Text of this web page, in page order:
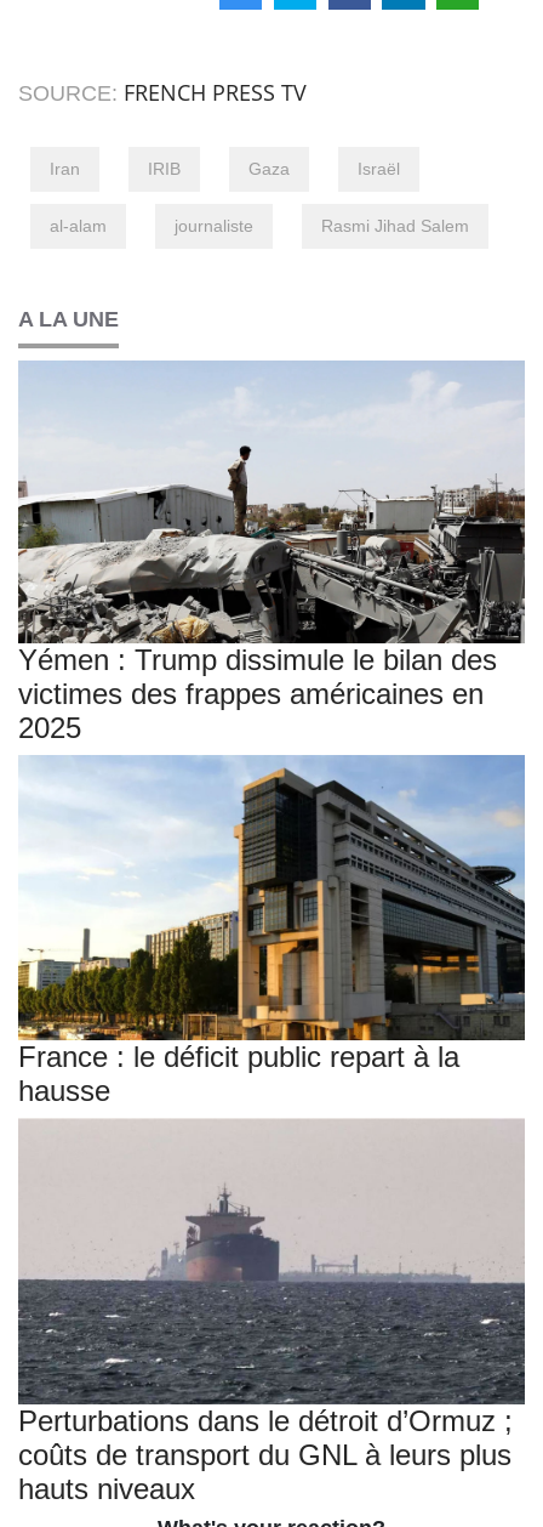
SOURCE: FRENCH PRESS TV
Iran IRIB Gaza Israël
al-alam journaliste Rasmi Jihad Salem
A LA UNE
Yémen : Trump dissimule le bilan des
victimes des frappes américaines en
2025
France : le déficit public repart à la
hausse
Perturbations dans le détroit d’Ormuz ;
coûts de transport du GNL à leurs plus
hauts niveaux